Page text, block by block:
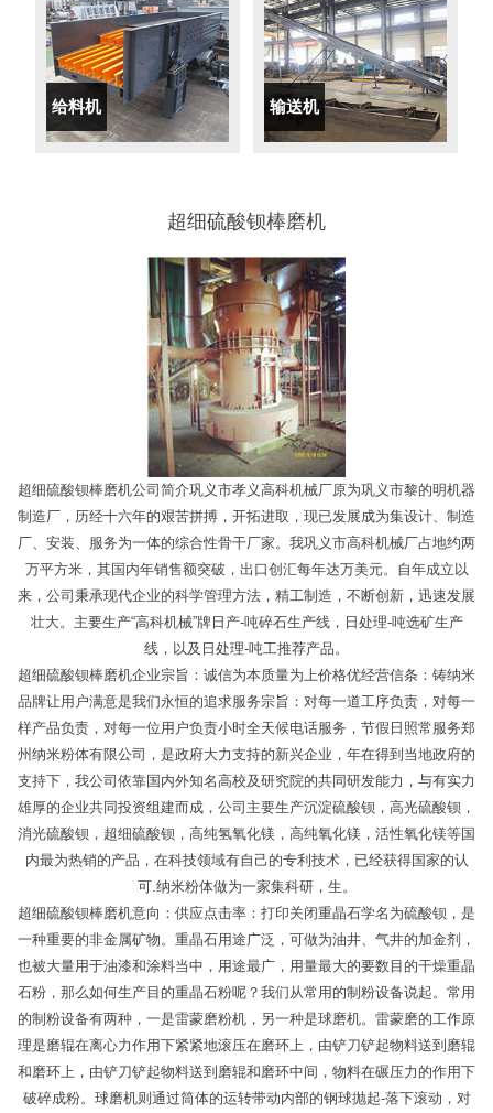
给料机 输送机
超细硫酸钡棒磨机
超细硫酸钡棒磨机公司简介巩义市孝义高科机械厂原为巩义市黎的明机器
制造厂，历经十六年的艰苦拼搏，开拓进取，现已发展成为集设计、制造
厂、安装、服务为一体的综合性骨干厂家。我巩义市高科机械厂占地约两
万平方米，其国内年销售额突破，出口创汇每年达万美元。自年成立以
来，公司秉承现代企业的科学管理方法，精工制造，不断创新，迅速发展
壮大。主要生产“高科机械”牌日产-吨碎石生产线，日处理-吨选矿生产
线，以及日处理-吨工推荐产品。
超细硫酸钡棒磨机企业宗旨：诚信为本质量为上价格优经营信条：铸纳米
品牌让用户满意是我们永恒的追求服务宗旨：对每一道工序负责，对每一
样产品负责，对每一位用户负责小时全天候电话服务，节假日照常服务郑
州纳米粉体有限公司，是政府大力支持的新兴企业，年在得到当地政府的
支持下，我公司依靠国内外知名高校及研究院的共同研发能力，与有实力
雄厚的企业共同投资组建而成，公司主要生产沉淀硫酸钡，高光硫酸钡，
消光硫酸钡，超细硫酸钡，高纯氢氧化镁，高纯氧化镁，活性氧化镁等国
内最为热销的产品，在科技领域有自己的专利技术，已经获得国家的认
可.纳米粉体做为一家集科研，生。
超细硫酸钡棒磨机意向：供应点击率：打印关闭重晶石学名为硫酸钡，是
一种重要的非金属矿物。重晶石用途广泛，可做为油井、气井的加金剂，
也被大量用于油漆和涂料当中，用途最广，用量最大的要数目的干燥重晶
石粉，那么如何生产目的重晶石粉呢？我们从常用的制粉设备说起。常用
的制粉设备有两种，一是雷蒙磨粉机，另一种是球磨机。雷蒙磨的工作原
理是磨辊在离心力作用下紧紧地滚压在磨环上，由铲刀铲起物料送到磨辊
和磨环上，由铲刀铲起物料送到磨辊和磨环中间，物料在碾压力的作用下
破碎成粉。球磨机则通过筒体的运转带动内部的钢球抛起-落下滚动，对